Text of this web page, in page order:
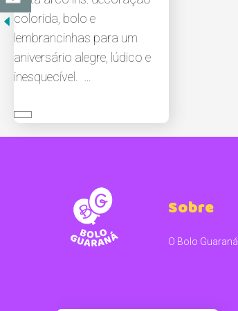
colorida, bolo e
lembrancinhas para um
aniversário alegre, lúdico e
inesquecível. …
Sobre
O Bolo Guaraná